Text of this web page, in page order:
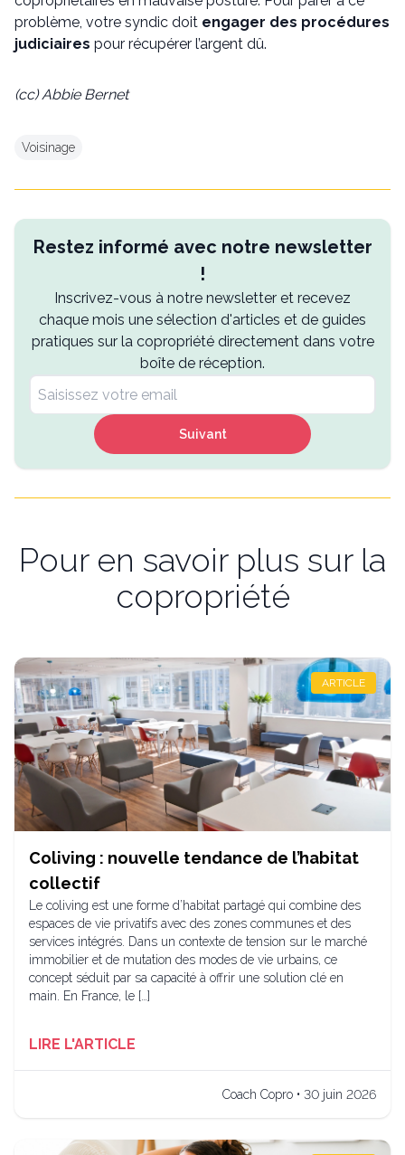
problème, votre syndic doit engager des procédures
judiciaires pour récupérer l’argent dû.
(cc) Abbie Bernet
Voisinage
Restez informé avec notre newsletter
!
Inscrivez-vous à notre newsletter et recevez
chaque mois une sélection d'articles et de guides
pratiques sur la copropriété directement dans votre
boîte de réception.
Suivant
Pour en savoir plus sur la
copropriété
ARTICLE
Coliving : nouvelle tendance de l’habitat
collectif
Le coliving est une forme d’habitat partagé qui combine des
espaces de vie privatifs avec des zones communes et des
services intégrés. Dans un contexte de tension sur le marché
immobilier et de mutation des modes de vie urbains, ce
concept séduit par sa capacité à offrir une solution clé en
main. En France, le […]
LIRE L'ARTICLE
Coach Copro • 30 juin 2026